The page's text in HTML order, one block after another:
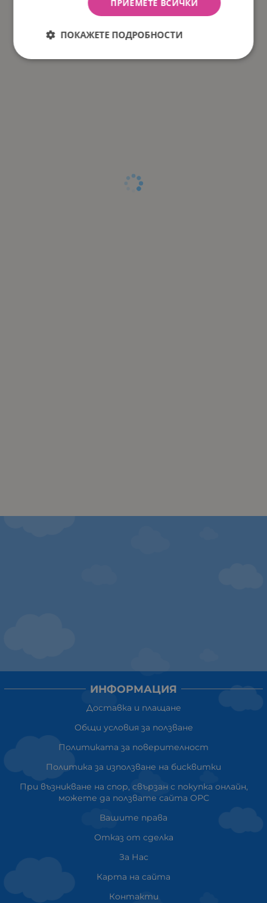
ИНФОРМАЦИЯ
Доставка и плащане
Общи условия за ползване
Политиката за поверителност
Политика за използване на бисквитки
При възникване на спор, свързан с покупка онлайн,
можете да ползвате сайта ОРС
Вашите права
Отказ от сделка
За Нас
Карта на сайта
Контакти
ПРИЕМЕТЕ ВСИЧКИ
ПОКАЖЕТЕ ПОДРОБНОСТИ